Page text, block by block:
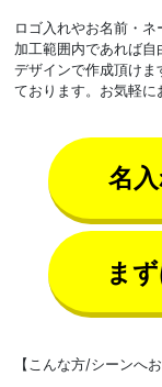
ロゴ入れやお名前・ネ
加工範囲内であれば
デザインで作成頂けま
ております。お気軽に
名
ま
【こんな方/シーンへお